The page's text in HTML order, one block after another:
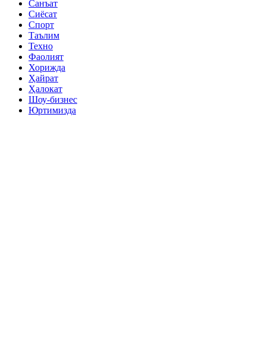
Санъат
Сиёсат
Спорт
Таълим
Техно
Фаолият
Хорижда
Ҳайрат
Ҳалокат
Шоу-бизнес
Юртимизда